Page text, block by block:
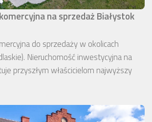
na sprzedaż Białystok
do sprzedaży w okolicach
Nieruchomość inwestycyjna na
przyszłym właścicielom najwyższy